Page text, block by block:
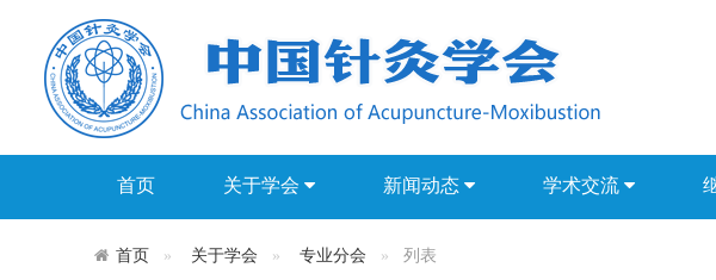
首页 关于学会 新闻动态 学术交流
首页 关于学会 专业分会 列表